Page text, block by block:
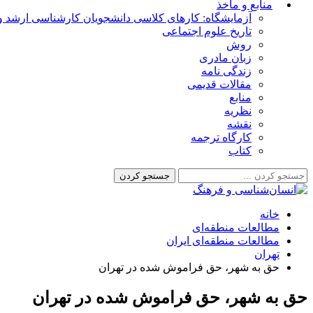
منابع و مأخذ
آزمایشگاه: کارهای کلاسی دانشجویان کارشناسی ارشد و
تاریخ علوم اجتماعی
روش
زبان مادری
زندگی نامه
مقالات قدیمی
منابع
نظریه
نقشه
کارگاه ترجمه
کتاب
خانه
مطالعات منطقه‌ای
مطالعات منطقه‌ای ایران
تهران
حق به شهر، حق فراموش شده در تهران
حق به شهر، حق فراموش شده در تهران